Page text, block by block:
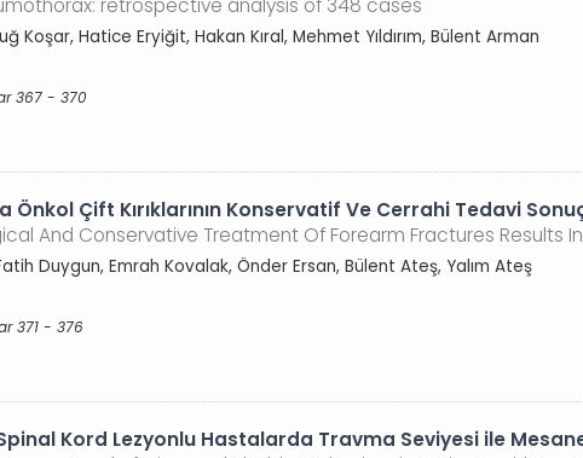
retrospective analysis of 348 cases
Koşar, Hatice Eryiğit, Hakan Kıral, Mehmet Yıldırım, Bülent Arman
367 - 370
Önkol Çift Kırıklarının Konservatif Ve Cerrahi Tedavi
And Conservative Treatment Of Forearm Fractures Results
Duygun, Emrah Kovalak, Önder Ersan, Bülent Ateş, Yalım Ateş
371 - 376
Kord Lezyonlu Hastalarda Travma Seviyesi ile Mesane